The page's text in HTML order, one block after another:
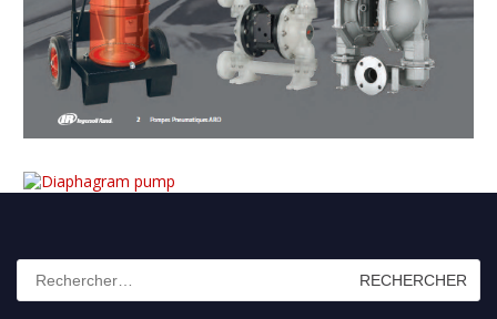
Rechercher :